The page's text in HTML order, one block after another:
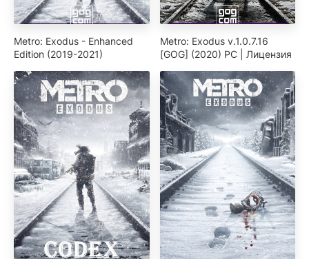
Metro: Exodus - Enhanced
Edition (2019-2021)
Metro: Exodus v.1.0.7.16
[GOG] (2020) PC | Лицензия